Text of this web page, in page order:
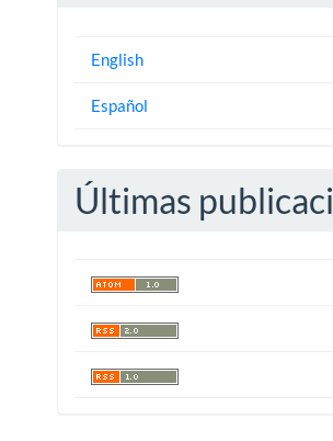
English
Español
Últimas